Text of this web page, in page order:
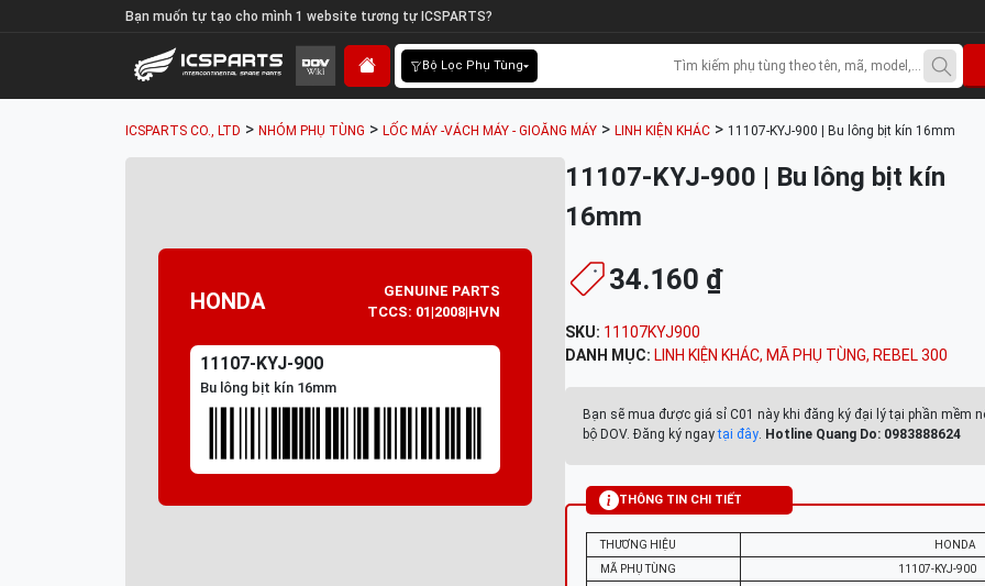
Bạn muốn tự tạo cho mình 1 website tương tự ICSPARTS?
Bộ Lọc Phụ Tùng
ICSPARTS CO., LTD > NHÓM PHỤ TÙNG > LỐC MÁY -VÁCH MÁY - GIOĂNG MÁY > LINH KIỆN KHÁC > 11107-KYJ-900 | Bu lông bịt kín 16mm
HONDA
GENUINE PARTS
TCCS: 01|2008|HVN
11107-KYJ-900
Bu lông bịt kín 16mm
11107-KYJ-900 | Bu lông bịt kín
16mm
34.160 ₫
SKU: 11107KYJ900
DANH MỤC: LINH KIỆN KHÁC, MÃ PHỤ TÙNG, REBEL 300
Bạn sẽ mua được giá sỉ C01 này khi đăng ký đại lý tại phần mềm
bộ DOV. Đăng ký ngaytại đây. Hotline Quang Do: 0983888624
THÔNG TIN CHI TIẾT
THƯƠNG HIỆU
HONDA
MÃ PHỤ TÙNG
11107-KYJ-900